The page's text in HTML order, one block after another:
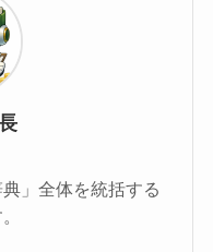
」全体を統括する